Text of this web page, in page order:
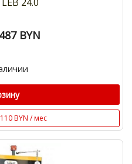
BYN
BYN / мес